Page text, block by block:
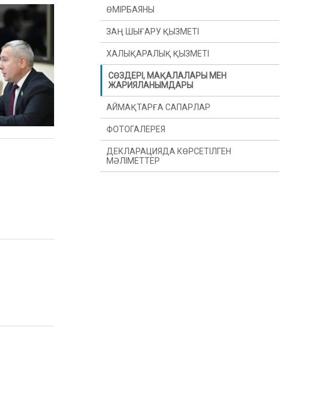
ӨМІРБАЯНЫ
ЗАҢ ШЫҒАРУ ҚЫЗМЕТІ
ХАЛЫҚАРАЛЫҚ ҚЫЗМЕТІ
СӨЗДЕРІ, МАҚАЛАЛАРЫ МЕН
ЖАРИЯЛАНЫМДАРЫ
АЙМАҚТАРҒА САПАРЛАР
ФОТОГАЛЕРЕЯ
ДЕКЛАРАЦИЯДА КӨРСЕТІЛГЕН
МӘЛІМЕТТЕР